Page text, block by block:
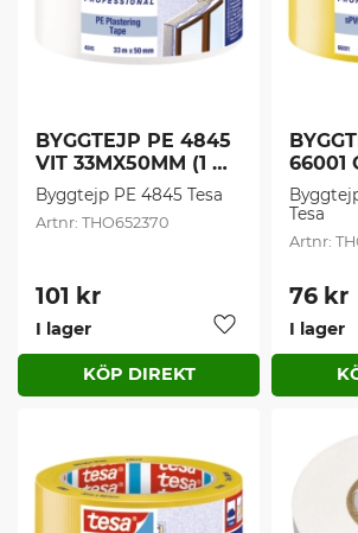
BYGGTEJP PE 4845
VIT 33MX50MM (1
st/frp)
Byggtejp PE 4845 Tesa
THO652370
101 kr
Lägg till i
I lager
66001
Tesa
76 kr
I lager